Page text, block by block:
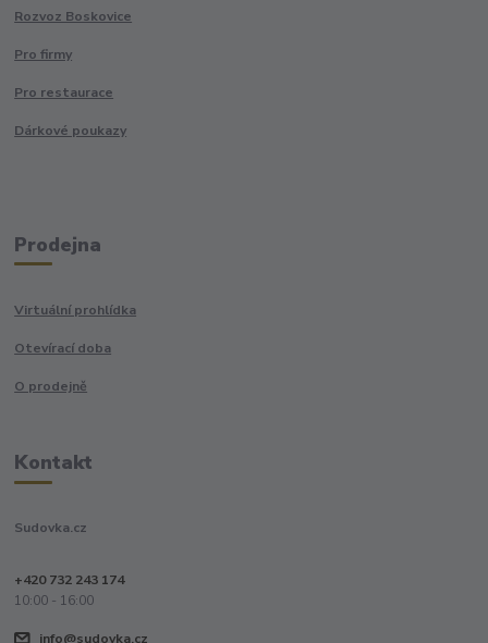
Rozvoz Boskovice
Pro firmy
Pro restaurace
Dárkové poukazy
Prodejna
Virtuální prohlídka
Otevírací doba
O prodejně
Kontakt
Sudovka.cz
+420 732 243 174
10:00 - 16:00
info@sudovka.cz